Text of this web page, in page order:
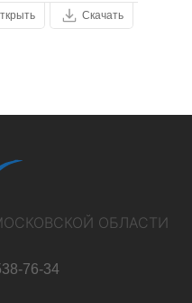
Скачать
ОБЛАСТИ
76-34